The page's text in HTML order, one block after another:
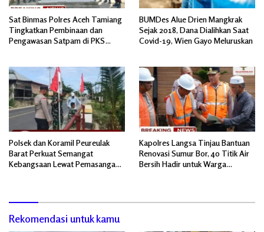
Sat Binmas Polres Aceh Tamiang
Tingkatkan Pembinaan dan
Pengawasan Satpam di PKS
BUMDes Alue Drien Mangkrak
Sejak 2018, Dana Dialihkan Saat
Covid-19, Wien Gayo Meluruskan
Polsek dan Koramil Peureulak
Barat Perkuat Semangat
Kebangsaan Lewat Pemasangan
Kapolres Langsa Tinjau Bantuan
Renovasi Sumur Bor, 40 Titik Air
Bersih Hadir untuk Warga
Rekomendasi untuk kamu